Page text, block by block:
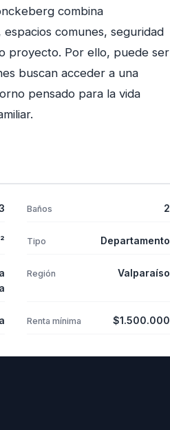
combina
comunes, seguridad
proyecto. Por ello, puede ser
buscan acceder a una
pensado para la vida
Baños 2
Tipo Departamento
Región Valparaíso
Renta mínima $1.500.000